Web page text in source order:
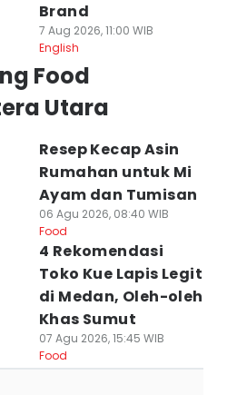
Brand
7 Aug 2026, 11:00 WIB
English
Food
Utara
Resep Kecap Asin
Rumahan untuk Mi
Ayam dan Tumisan
06 Agu 2026, 08:40 WIB
Food
4 Rekomendasi
Toko Kue Lapis Legit
di Medan, Oleh-oleh
Khas Sumut
07 Agu 2026, 15:45 WIB
Food